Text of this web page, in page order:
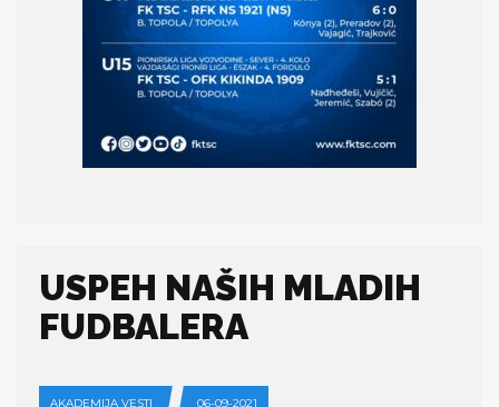
USPEH NAŠIH MLADIH
FUDBALERA
AKADEMIJA VESTI 06-09-2021